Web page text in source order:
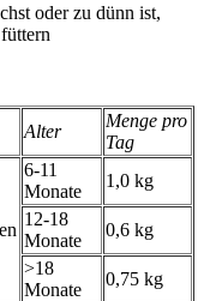
oder zu dünn ist,
Alter
Menge pro
Tag
6-11
Monate
1,0 kg
12-18
Monate
0,6 kg
>18
Monate
0,75 kg